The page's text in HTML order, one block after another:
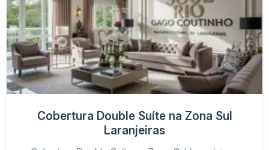
plantas disponíveis
tabelas atualizadas
metragens e posições
Cobertura Double Suíte na Zona Sul
Laranjeiras